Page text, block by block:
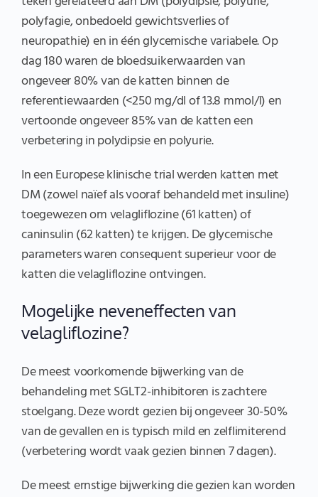
polyfagie, onbedoeld gewichtsverlies of
neuropathie) en in één glycemische variabele. Op
dag 180 waren de bloedsuikerwaarden van
ongeveer 80% van de katten binnen de
referentiewaarden (<250 mg/dl of 13.8 mmol/l) en
vertoonde ongeveer 85% van de katten een
verbetering in polydipsie en polyurie.
In een Europese klinische trial werden katten met
DM (zowel naïef als vooraf behandeld met insuline)
toegewezen om velagliflozine (61 katten) of
caninsulin (62 katten) te krijgen. De glycemische
parameters waren consequent superieur voor de
katten die velagliflozine ontvingen.
Mogelijke neveneffecten van
velagliflozine?
De meest voorkomende bijwerking van de
behandeling met SGLT2-inhibitoren is zachtere
stoelgang. Deze wordt gezien bij ongeveer 30-50%
van de gevallen en is typisch mild en zelflimiterend
(verbetering wordt vaak gezien binnen 7 dagen).
De meest ernstige bijwerking die gezien kan worden